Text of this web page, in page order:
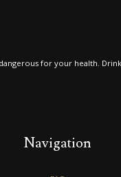
for your health.
Navigation